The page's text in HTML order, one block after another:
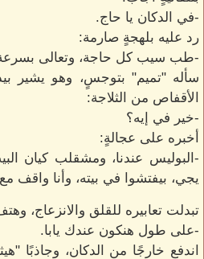
-في الدكان يا حاج.
رد عليه بلهجةٍ صارمة:
-طب سيب كل حاجة، وتعالى
سأله "تميم" بتوجسٍ، وهو يشير
الأقفاص من الثلاجة:
-خير في إيه؟
أخبره على عجالةٍ:
-البوليس عندنا، ومشقلب كيان
يجي، بيفتشوا في بيته، وأنا واقف
تبدلت تعابيره للقلق والانزعاج،
-على طول هنكون عندك يابا.
اندفع خارجًا من الدكان، وجاذبًا